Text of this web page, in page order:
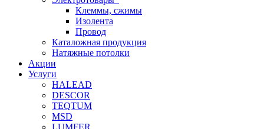
Клеммы, сжимы
Изолента
Провод
Каталожная продукция
Натяжные потолки
Акции
Услуги
HALEAD
DESCOR
TEQTUM
MSD
LUMFER